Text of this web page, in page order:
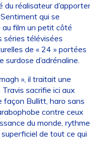
du réalisateur d’apporter
qui se
film un petit côté
séries télévisées
de « 24 » portées
d’adrénaline.
», il traitait une
sacrifie ici aux
façon Bullitt, haro sans
contre ceux
du monde, rythme
de tout ce qui